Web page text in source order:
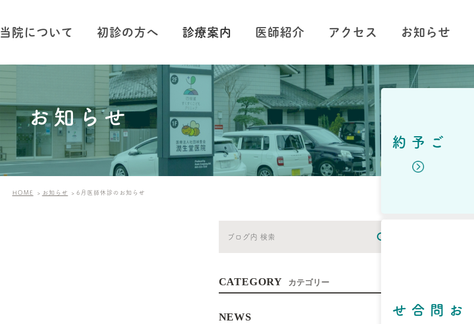
当院について 初診の方へ 診療案内
予防接種
健康診断
訪問診療・往診
内視鏡検査
電気治療
医師紹介 アクセス お知らせ
お知らせ
HOME お知らせ 6月医師休診のお知らせ
CATEGORY カテゴリー
NEWS
ご予約
お問合せ